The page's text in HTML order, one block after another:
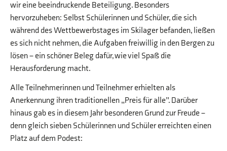
wir eine beeindruckende Beteiligung. Besonders
hervorzuheben: Selbst Schülerinnen und Schüler, die sich
während des Wettbewerbstages im Skilager befanden, ließen
es sich nicht nehmen, die Aufgaben freiwillig in den Bergen zu
lösen – ein schöner Beleg dafür, wie viel Spaß die
Herausforderung macht.
Alle Teilnehmerinnen und Teilnehmer erhielten als
Anerkennung ihren traditionellen „Preis für alle”. Darüber
hinaus gab es in diesem Jahr besonderen Grund zur Freude –
denn gleich sieben Schülerinnen und Schüler erreichten einen
Platz auf dem Podest: